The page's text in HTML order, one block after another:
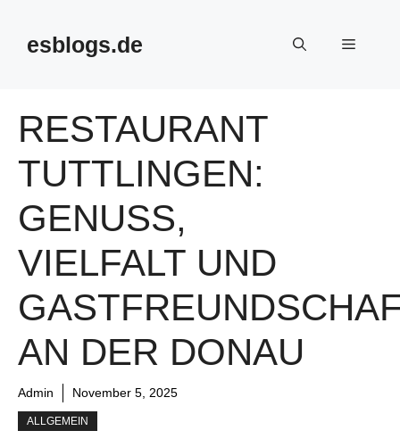
contentesblogs.de Menu
RESTAURANT
TUTTLINGEN:
GENUSS,
VIELFALT UND
AN DER DONAU
Admin November 5, 2025
ALLGEMEIN